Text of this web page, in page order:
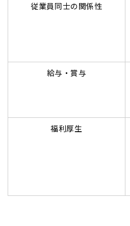
従業員同士の関係性
給与・賞与
福利厚生